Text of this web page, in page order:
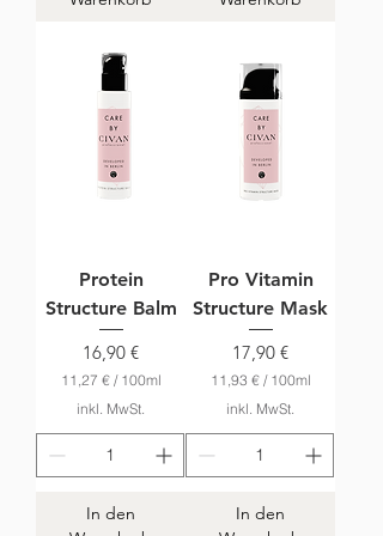
0
i
l
l
i
l
Protein
Structure Balm
Preis
16,90 €
11,27 € / 100ml
1
1
,
2
7
€
inkl. MwSt.
In den
Pro Vitamin
Structure Mask
Preis
17,90 €
11,93 € / 100ml
1
1
,
9
3
€
inkl. MwSt.
In den